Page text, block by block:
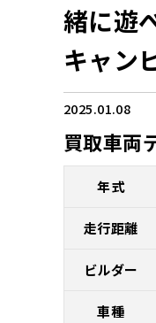
緒に遊
キャン
2025.01.08
買取車両
年式
走行距離
ビルダー
車種